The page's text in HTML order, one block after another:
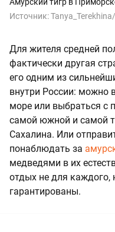
Источник:
Для жителя средней
фактически другая
его одним из
внутри России: можно
море или выбраться с
самой южной и самой
Сахалина. Или
понаблюдать за
медведями в их
отдых не для каждого,
гарантированы.